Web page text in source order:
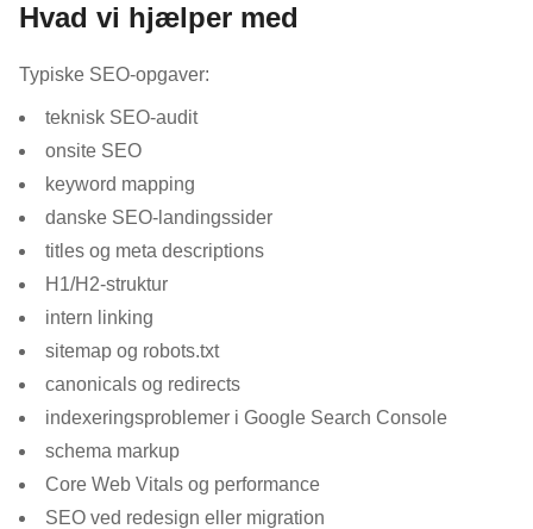
Hvad vi hjælper med
Typiske SEO-opgaver:
teknisk SEO-audit
onsite SEO
keyword mapping
danske SEO-landingssider
titles og meta descriptions
H1/H2-struktur
intern linking
sitemap og robots.txt
canonicals og redirects
indexeringsproblemer i Google Search Console
schema markup
Core Web Vitals og performance
SEO ved redesign eller migration